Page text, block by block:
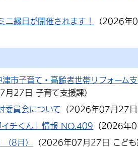
ニ縁日が開催されます！ （2026年
津市子育て・高齢者世帯リフォーム
月27日 子育て支援課）
委員会について （2026年07月27日
イチくん」情報 NO.409 （2026年
8月） （2026年07月27日 こど